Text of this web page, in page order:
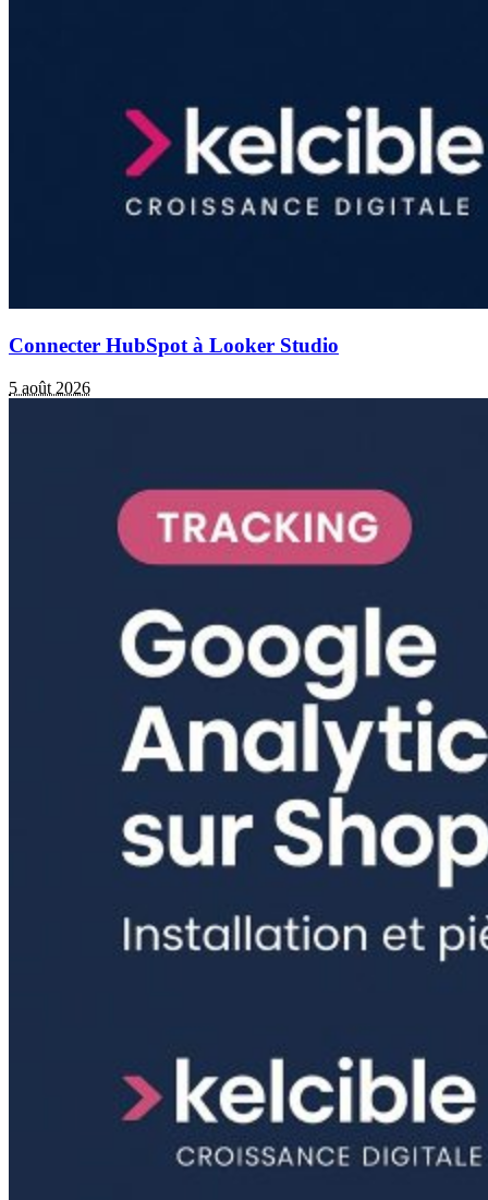
Connecter HubSpot à Looker Studio
5 août 2026